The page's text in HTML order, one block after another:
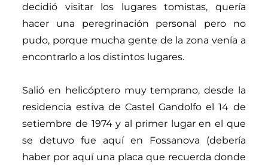
decidió visitar los lugares tomistas, quería
hacer una peregrinación personal pero no
pudo, porque mucha gente de la zona venía a
encontrarlo a los distintos lugares.
Salió en helicóptero muy temprano, desde la
residencia estiva de Castel Gandolfo el 14 de
setiembre de 1974 y al primer lugar en el que
se detuvo fue aquí en Fossanova (debería
haber por aquí una placa que recuerda donde